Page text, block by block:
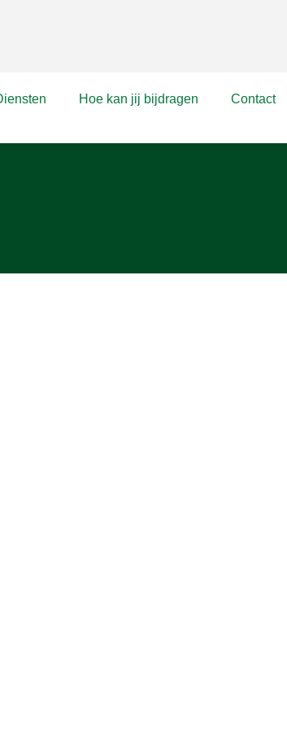
Hoe kan jij bijdragen Contact